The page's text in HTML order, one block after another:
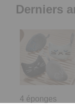
Derniers
4 éponges